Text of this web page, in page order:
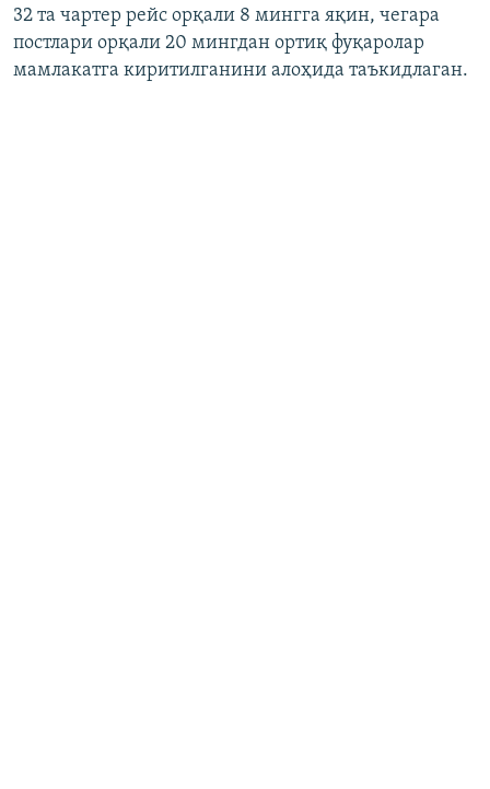
32 та чартер рейс орқали 8 мингга яқин, чегара
постлари орқали 20 мингдан ортиқ фуқаролар
мамлакатга киритилганини алоҳида таъкидлаган.